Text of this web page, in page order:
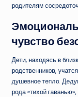
родителям
чувство
Дети, находясь в
родственников,
душевное тепло.
рода «тихой